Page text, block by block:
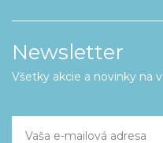
Newsletter
Všetky akcie a novinky na